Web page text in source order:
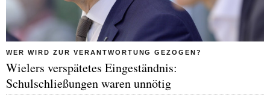
WER WIRD ZUR VERANTWORTUNG GEZOGEN?
Wielers verspätetes Eingeständnis:
Schulschließungen waren unnötig